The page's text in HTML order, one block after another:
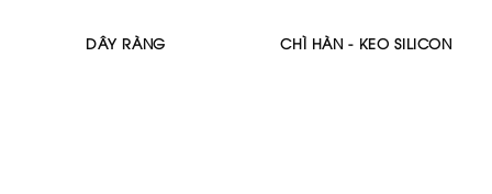
DÂY RÀNG CHÌ HÀN - KEO SILICON